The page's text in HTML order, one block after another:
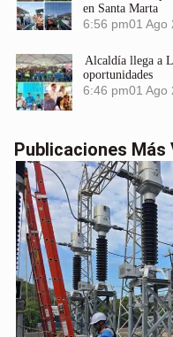
en Santa Marta
6:56 pm01 Ago
Alcaldía llega a
oportunidades
6:46 pm01 Ago
Publicaciones Más